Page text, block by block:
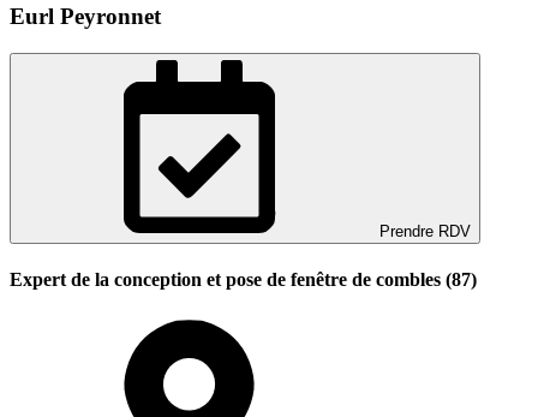
Eurl Peyronnet
Prendre RDV
Expert de la conception et pose de fenêtre de combles (87)